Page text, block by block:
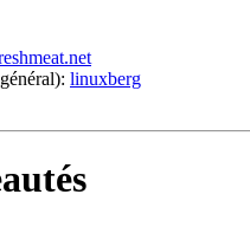
linuxberg